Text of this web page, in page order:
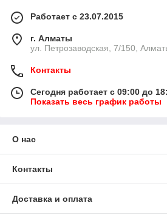
Работает с 23.07.2015
г. Алматы
ул. Петрозаводская, 7/150,
Контакты
Сегодня работает с 09:00 до
Показать весь график работы
О нас
Контакты
Доставка и оплата